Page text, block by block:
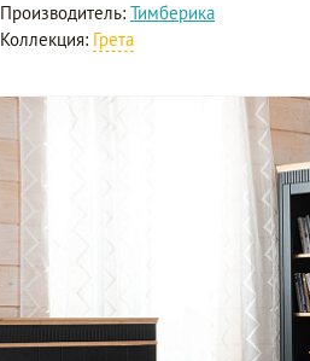
Производитель: Тимберика
Коллекция: Грета